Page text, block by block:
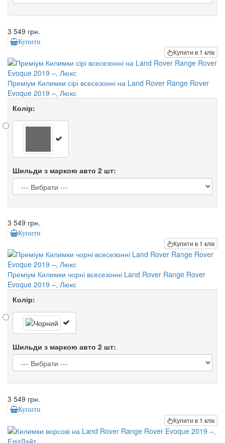
3 549 грн.
Купити
Купити в 1 клік
Преміум Килимки сірі всесезонні на Land Rover Range Rover
Evoque 2019 –, Люкс
Колір:
Шильди з маркою авто 2 шт:
3 549 грн.
Купити
Купити в 1 клік
Преміум Килимки чорні всесезонні Land Rover Range Rover
Evoque 2019 –, Люкс
Колір:
Шильди з маркою авто 2 шт:
3 549 грн.
Купити
Купити в 1 клік